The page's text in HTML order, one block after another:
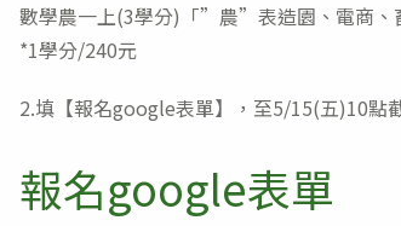
數學農一上(3學分)「”農”表造園、電商、
*1學分/240元
2.填【報名google表單】，至5/15(五)10點
報名google表單